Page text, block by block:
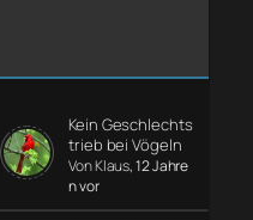
Kein Geschlechts
trieb bei Vögeln
Von Klaus, 12 Jahre
n vor